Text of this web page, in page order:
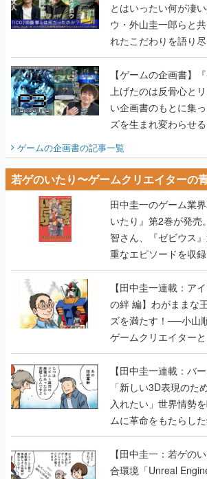
とはいったい何が凄
ウ・外山圭一郎らと
れたこだわりを語り
画書】
【ゲームの企画書】
上げたのは反骨心と
い企画書のもとに集
ズを生まれ変わらせ
ビュー】
ゲームの企画書の記事一覧
若ゲのいたり〜ゲームクリエイターの
田中圭一のゲーム業
いたり』第2巻が発売
智さん、『ゼビウス
重なエピソードを収録
【田中圭一連載：アイ
の絆 編】わがままな
ズを満たす！──小山
ゲームクリエイター
【若ゲのいたり最終
【田中圭一連載：バ
「新しい3D表現のた
入れたい」世界情勢
ムに革命をもたらし
のいたり】
【田中圭一：若ゲの
合環境「Unreal